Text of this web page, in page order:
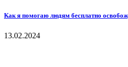
Как я помогаю людям бесплатно
13.02.2024